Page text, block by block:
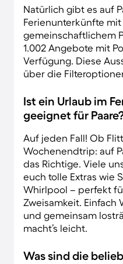
Natürlich gibt es auf
Ferienunterkünfte
gemeinschaftlichem
1.002 Angebote mit
Verfügung. Diese
über die
Ist ein Urlaub im
geeignet für
Auf jeden Fall! Ob
Wochenendtrip: auf
das Richtige. Viele
euch tolle Extras wie
Whirlpool – perfekt
Zweisamkeit. Einfach
und gemeinsam
macht’s leicht.
Was sind die